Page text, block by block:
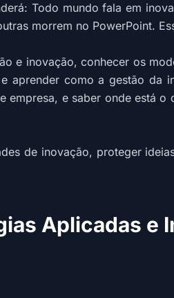
Todo mundo fala em
morrem no PowerPoint.
e inovação, conhecer os
aprender como a gestão da
empresa, e saber onde está
de inovação, proteger
Aplicadas e